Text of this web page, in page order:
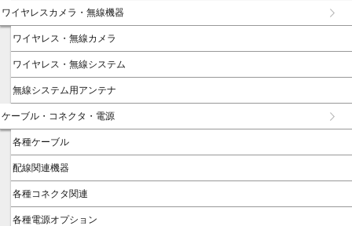
ワイヤレスカメラ・無線機器
ワイヤレス・無線カメラ
ワイヤレス・無線システム
無線システム用アンテナ
ケーブル・コネクタ・電源
各種ケーブル
配線関連機器
各種コネクタ関連
各種電源オプション